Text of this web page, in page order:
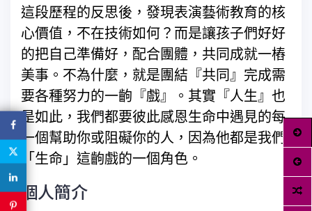
這段歷程的反思後，發現表演藝術教育的核
心價值，不在技術如何？而是讓孩子們好好
的把自己準備好，配合團體，共同成就一樁
美事。不為什麼，就是團結『共同』完成需
要各種努力的一齣『戲』。其實『人生』也
是如此，我們都要彼此感恩生命中遇見的每
一個幫助你或阻礙你的人，因為他都是我們
「生命」這齣戲的一個角色。
個人簡介